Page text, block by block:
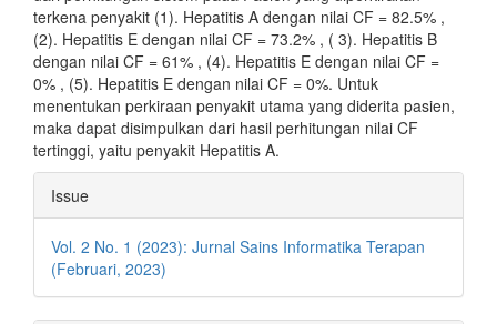
terkena penyakit (1). Hepatitis A dengan nilai CF = 82.5% ,
(2). Hepatitis E dengan nilai CF = 73.2% , ( 3). Hepatitis B
dengan nilai CF = 61% , (4). Hepatitis E dengan nilai CF =
0% , (5). Hepatitis E dengan nilai CF = 0%. Untuk
menentukan perkiraan penyakit utama yang diderita pasien,
maka dapat disimpulkan dari hasil perhitungan nilai CF
tertinggi, yaitu penyakit Hepatitis A.
Article
Details
Issue
Vol. 2 No. 1 (2023): Jurnal Sains Informatika Terapan
(Februari, 2023)